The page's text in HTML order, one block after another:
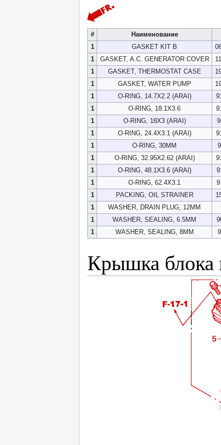
#
Наименование
1
GASKET KIT B
1
GASKET, A.C. GENERATOR COVER
1
GASKET, THERMOSTAT CASE
1
GASKET, WATER PUMP
1
O-RING, 14.7X2.2 (ARAI)
1
O-RING, 18.1X3.6
1
O-RING, 18X3 (ARAI)
1
O-RING, 24.4X3.1 (ARAI)
1
O-RING, 30MM
1
O-RING, 32.95X2.62 (ARAI)
1
O-RING, 48.1X3.6 (ARAI)
1
O-RING, 62.4X3.1
1
PACKING, OIL STRAINER
1
WASHER, DRAIN PLUG, 12MM
1
WASHER, SEALING, 6.5MM
1
WASHER, SEALING, 8MM
Крышка блока